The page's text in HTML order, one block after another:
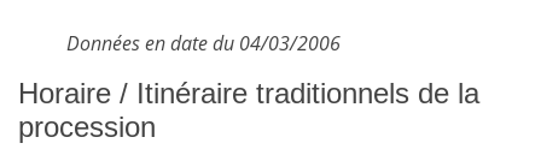
Données en date du 04/03/2006
Horaire / Itinéraire traditionnels de la
procession